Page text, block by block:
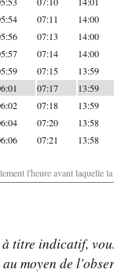
07:11 14:00
07:13 14:00
07:14 14:00
07:15 13:59
07:17 13:59
07:18 13:59
07:20 13:58
07:21 13:58
l'heure avant laquelle
titre indicatif,
moyen de